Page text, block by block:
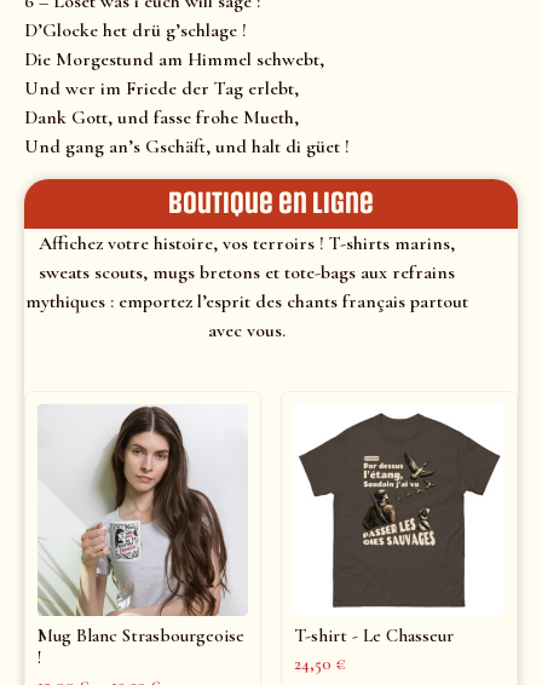
D’Glocke het drü g’schlage !
Die Morgestund am Himmel schwebt,
Und wer im Friede der Tag erlebt,
Dank Gott, und fasse frohe Mueth,
Und gang an’s Gschäft, und halt di güet !
Boutique en ligne
Affichez votre histoire, vos terroirs ! T-shirts marins,
sweats scouts, mugs bretons et tote-bags aux refrains
mythiques : emportez l’esprit des chants français partout
avec vous.
Mug Blanc Strasbourgeoise
!
T-shirt - Le Chasseur
24,50 €